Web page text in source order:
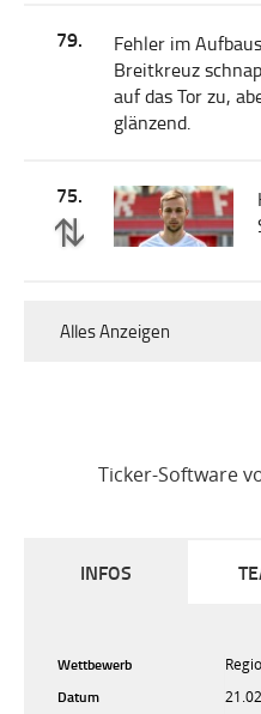
79.
Fehler im
Breitkreuz
auf das Tor zu,
glänzend.
75.
Alles Anzeigen
Ticker-Software
INFOS
Wettbewerb
Datum